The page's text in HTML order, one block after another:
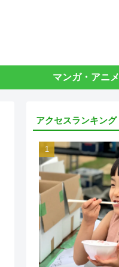
マンガ・アニメ
アクセスランキング